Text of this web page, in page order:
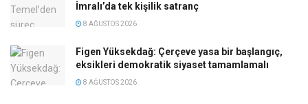
İmralı’da tek kişilik satranç
8 AĞUSTOS 2026
Figen Yüksekdağ: Çerçeve yasa bir başlangıç,
eksikleri demokratik siyaset tamamlamalı
8 AĞUSTOS 2026